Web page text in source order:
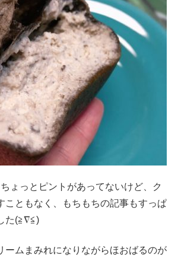
ょっとピントがあってないけど、ク
こともなく、もちもちの記事もすっぱ
た(≧∇≦)
ームまみれになりながらほおばるのが